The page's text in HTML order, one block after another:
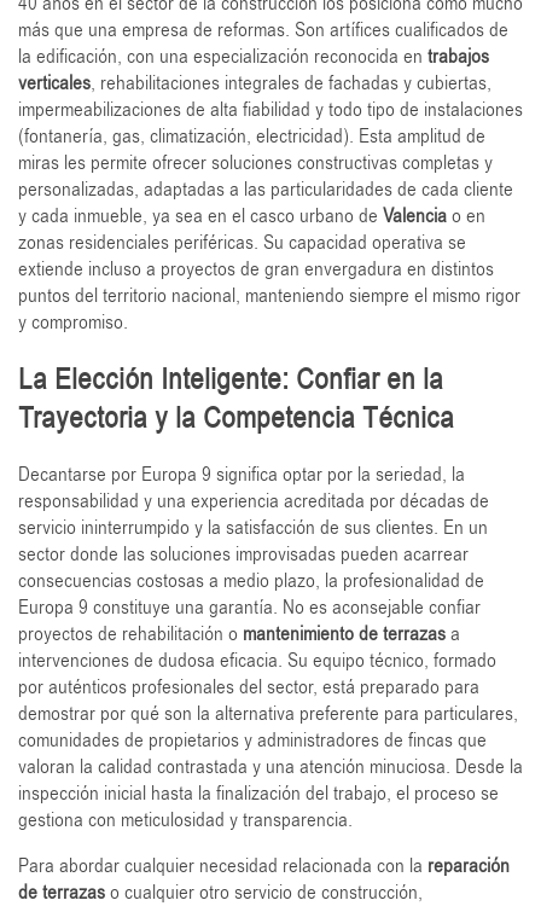
más que una empresa de reformas. Son artífices cualificados de
la edificación, con una especialización reconocida en trabajos
verticales, rehabilitaciones integrales de fachadas y cubiertas,
impermeabilizaciones de alta fiabilidad y todo tipo de instalaciones
(fontanería, gas, climatización, electricidad). Esta amplitud de
miras les permite ofrecer soluciones constructivas completas y
personalizadas, adaptadas a las particularidades de cada cliente
y cada inmueble, ya sea en el casco urbano de Valenciao en
zonas residenciales periféricas. Su capacidad operativa se
extiende incluso a proyectos de gran envergadura en distintos
puntos del territorio nacional, manteniendo siempre el mismo rigor
y compromiso.
La Elección Inteligente: Confiar en la
Trayectoria y la Competencia Técnica
Decantarse por Europa 9 significa optar por la seriedad, la
responsabilidad y una experiencia acreditada por décadas de
servicio ininterrumpido y la satisfacción de sus clientes. En un
sector donde las soluciones improvisadas pueden acarrear
consecuencias costosas a medio plazo, la profesionalidad de
Europa 9 constituye una garantía. No es aconsejable confiar
proyectos de rehabilitación o mantenimiento de terrazasa
intervenciones de dudosa eficacia. Su equipo técnico, formado
por auténticos profesionales del sector, está preparado para
demostrar por qué son la alternativa preferente para particulares,
comunidades de propietarios y administradores de fincas que
valoran la calidad contrastada y una atención minuciosa. Desde la
inspección inicial hasta la finalización del trabajo, el proceso se
gestiona con meticulosidad y transparencia.
Para abordar cualquier necesidad relacionada con la reparación
de terrazaso cualquier otro servicio de construcción,